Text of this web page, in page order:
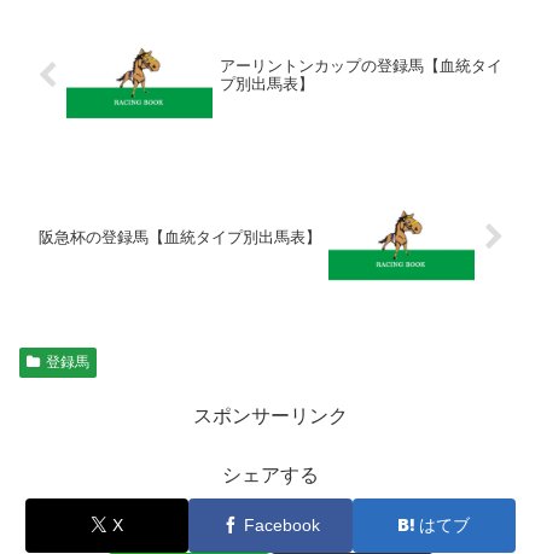
アーリントンカップの登録馬【血統タイ
プ別出馬表】
阪急杯の登録馬【血統タイプ別出馬表】
登録馬
スポンサーリンク
シェアする
X Facebook はてブ